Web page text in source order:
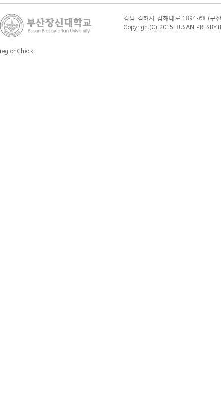
경남 김해시 김해대로 1894-68 (구
Copyright(C) 2015 BUSAN
regionCheck